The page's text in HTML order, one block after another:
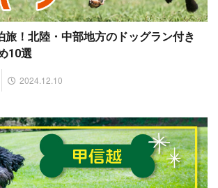
旅！北陸・中部地方のドッグラン付き
10選
2024.12.10